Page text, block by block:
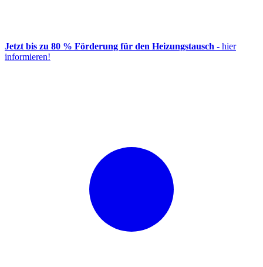
Jetzt bis zu 80 % Förderung für den Heizungstausch - hier
informieren!